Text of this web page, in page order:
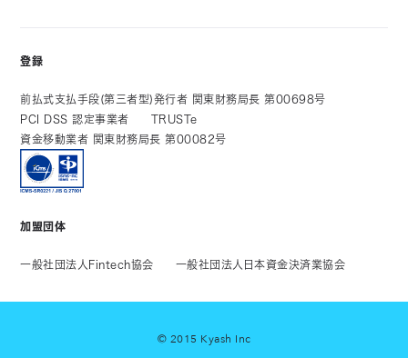
登録
前払式支払手段(第三者型)発行者 関東財務局長 第00698号
PCI DSS 認定事業者
TRUSTe
資金移動業者 関東財務局長 第00082号
加盟団体
一般社団法人Fintech協会 一般社団法人日本資金決済業協会
© 2015 Kyash Inc